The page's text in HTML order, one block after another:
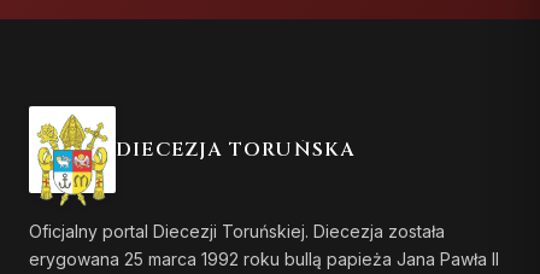
DIECEZJA TORUŃSKA
Oficjalny portal Diecezji Toruńskiej. Diecezja została
erygowana 25 marca 1992 roku bullą papieża Jana Pawła II